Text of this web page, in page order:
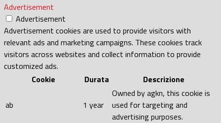
Advertisement
Advertisement
Advertisement cookies are used to provide visitors with
relevant ads and marketing campaigns. These cookies track
visitors across websites and collect information to provide
customized ads.
Cookie
Durata Descrizione
ab 1 year
Owned by agkn, this cookie is
used for targeting and
advertising purposes.